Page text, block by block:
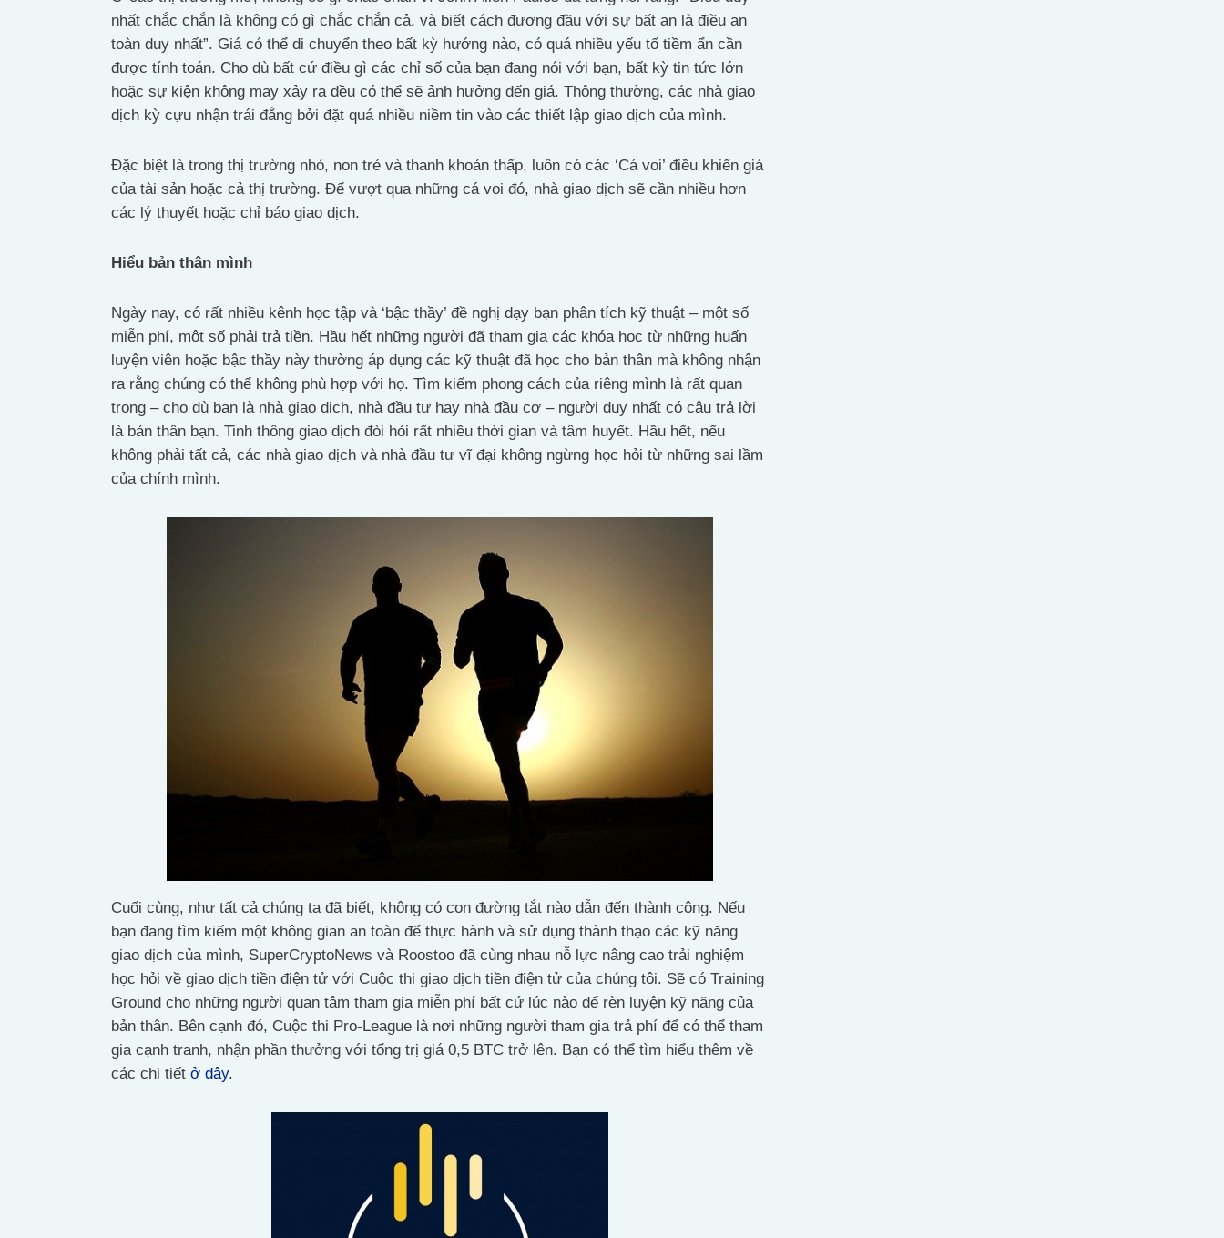
nhất chắc chắn là không có gì chắc chắn cả, và biết cách đương đầu với sự bất an là điều an
toàn duy nhất”. Giá có thể di chuyển theo bất kỳ hướng nào, có quá nhiều yếu tố tiềm ẩn cần
được tính toán. Cho dù bất cứ điều gì các chỉ số của bạn đang nói với bạn, bất kỳ tin tức lớn
hoặc sự kiện không may xảy ra đều có thể sẽ ảnh hưởng đến giá. Thông thường, các nhà giao
dịch kỳ cựu nhận trái đắng bởi đặt quá nhiều niềm tin vào các thiết lập giao dịch của mình.
Đặc biệt là trong thị trường nhỏ, non trẻ và thanh khoản thấp, luôn có các ‘Cá voi’ điều khiển giá
của tài sản hoặc cả thị trường. Để vượt qua những cá voi đó, nhà giao dịch sẽ cần nhiều hơn
các lý thuyết hoặc chỉ báo giao dịch.
Hiểu bản thân mình
Ngày nay, có rất nhiều kênh học tập và ‘bậc thầy’ đề nghị dạy bạn phân tích kỹ thuật – một số
miễn phí, một số phải trả tiền. Hầu hết những người đã tham gia các khóa học từ những huấn
luyện viên hoặc bậc thầy này thường áp dụng các kỹ thuật đã học cho bản thân mà không nhận
ra rằng chúng có thể không phù hợp với họ. Tìm kiếm phong cách của riêng mình là rất quan
trọng – cho dù bạn là nhà giao dịch, nhà đầu tư hay nhà đầu cơ – người duy nhất có câu trả lời
là bản thân bạn. Tinh thông giao dịch đòi hỏi rất nhiều thời gian và tâm huyết. Hầu hết, nếu
không phải tất cả, các nhà giao dịch và nhà đầu tư vĩ đại không ngừng học hỏi từ những sai lầm
của chính mình.
Cuối cùng, như tất cả chúng ta đã biết, không có con đường tắt nào dẫn đến thành công. Nếu
bạn đang tìm kiếm một không gian an toàn để thực hành và sử dụng thành thạo các kỹ năng
giao dịch của mình, SuperCryptoNews và Roostoo đã cùng nhau nỗ lực nâng cao trải nghiệm
học hỏi về giao dịch tiền điện tử với Cuộc thi giao dịch tiền điện tử của chúng tôi. Sẽ có Training
Ground cho những người quan tâm tham gia miễn phí bất cứ lúc nào để rèn luyện kỹ năng của
bản thân. Bên cạnh đó, Cuộc thi Pro-League là nơi những người tham gia trả phí để có thể tham
gia cạnh tranh, nhận phần thưởng với tổng trị giá 0,5 BTC trở lên. Bạn có thể tìm hiểu thêm về
các chi tiết ở đây.